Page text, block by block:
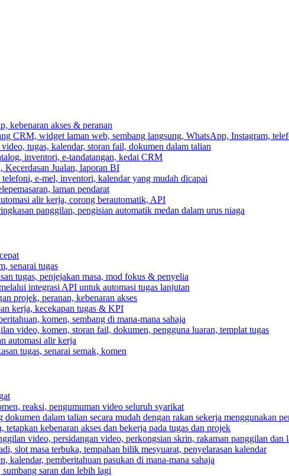
kebenaran akses & peranan
CRM, widget laman web, sembang langsung, WhatsApp, Instagram,
tugas, kalendar, storan fail, dokumen dalam talian
inventori, e-tandatangan, kedai CRM
Kecerdasan Jualan, laporan BI
e-mel, inventori, kalendar yang mudah dicapai
laman pendarat
alir kerja, corong berautomatik, API
panggilan, pengisian automatik medan dalam urus niaga
senarai tugas
tugas, penjejakan masa, mod fokus & penyelia
integrasi API untuk automasi tugas lanjutan
projek, peranan, kebenaran akses
kerja, kecekapan tugas & KPI
komen, sembang di mana-mana sahaja
video, komen, storan fail, dokumen, pengguna luaran, templat tugas
automasi alir kerja
tugas, senarai semak, komen
reaksi, pengumuman video seluruh syarikat
dokumen dalam talian secara mudah dengan rakan sekerja menggunakan
kebenaran akses dan bekerja pada tugas dan projek
video, persidangan video, perkongsian skrin, rakaman panggilan dan
slot masa terbuka, tempahan bilik mesyuarat, penyelarasan kalendar
kalendar, pemberitahuan pasukan di mana-mana sahaja
saran dan lebih lagi